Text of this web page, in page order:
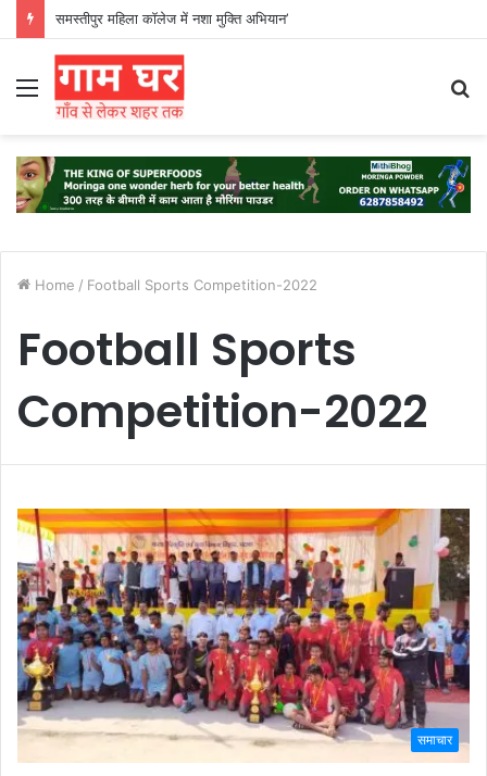
समस्तीपुर महिला कॉलेज में नशा मुक्ति अभियान’
Menu
Home / Football Sports Competition-2022
Football Sports
Competition-2022
समाचार